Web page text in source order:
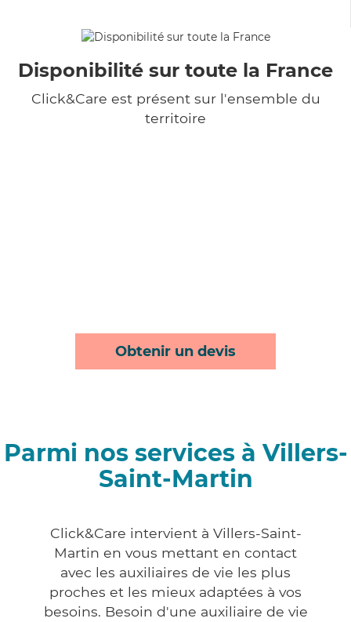
Disponibilité sur toute la France
Click&Care est présent sur l'ensemble du
territoire
Obtenir un devis
Parmi nos services à Villers-
Saint-Martin
Click&Care intervient à Villers-Saint-
Martin en vous mettant en contact
avec les auxiliaires de vie les plus
proches et les mieux adaptées à vos
besoins. Besoin d'une auxiliaire de vie